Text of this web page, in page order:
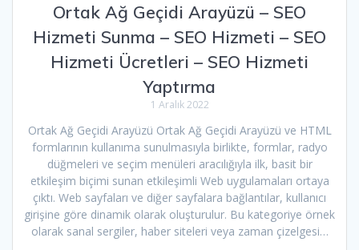
Ortak Ağ Geçidi Arayüzü – SEO
Hizmeti Sunma – SEO Hizmeti – SEO
Hizmeti Ücretleri – SEO Hizmeti
Yaptırma
1 Aralık 2022
Ortak Ağ Geçidi Arayüzü Ortak Ağ Geçidi Arayüzü ve HTML
formlarının kullanıma sunulmasıyla birlikte, formlar, radyo
düğmeleri ve seçim menüleri aracılığıyla ilk, basit bir
etkileşim biçimi sunan etkileşimli Web uygulamaları ortaya
çıktı. Web sayfaları ve diğer sayfalara bağlantılar, kullanıcı
girişine göre dinamik olarak oluşturulur. Bu kategoriye örnek
olarak sanal sergiler, haber siteleri veya zaman çizelgesi…